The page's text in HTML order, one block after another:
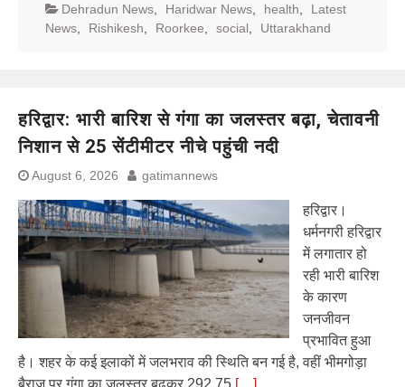
Dehradun News Haridwar News health
Latest
News
Rishikesh Roorkee social Uttarakhand
हरिद्वार: भारी बारिश से गंगा का जलस्तर बढ़ा, चेतावनी
निशान से 25 सेंटीमीटर नीचे पहुंची नदी
August 6, 2026 gatimannews
हरिद्वार।
धर्मनगरी हरिद्वार
में लगातार हो
रही भारी बारिश
के कारण
जनजीवन
प्रभावित हुआ
है। शहर के कई इलाकों में जलभराव की स्थिति बन गई है, वहीं भीमगोड़ा
बैराज पर गंगा का जलस्तर बढ़कर 292.75 […]